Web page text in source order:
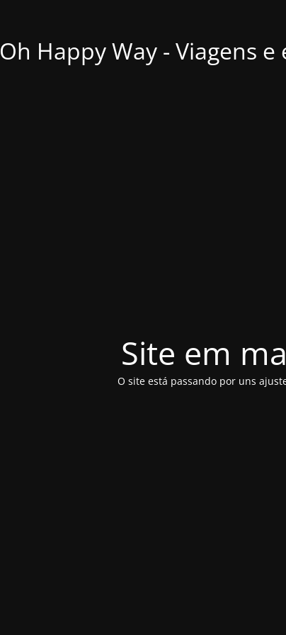
Oh Happy Way - Viagens
Site em
O site está passando por uns